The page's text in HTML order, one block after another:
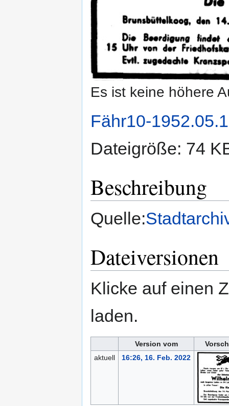
Es ist keine höhere
Fähr10-
Dateigröße: 74
Beschreibung
Quelle:
Dateiversionen
Klicke auf einen
laden.
Version vom
aktuell
16:26, 16. Feb. 2022